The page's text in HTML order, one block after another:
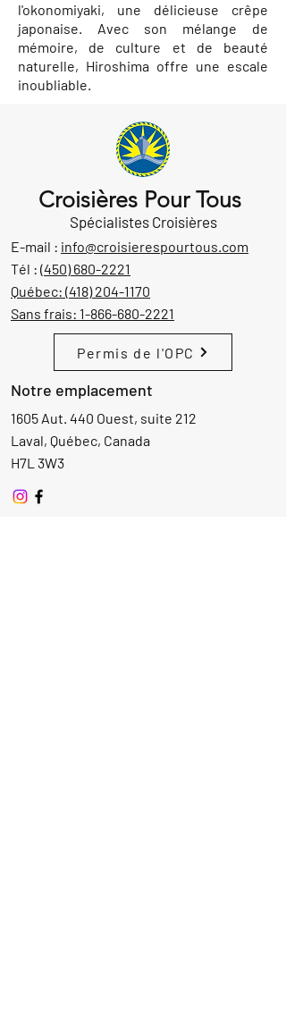
l'okonomiyaki, une délicieuse crêpe
japonaise. Avec son mélange de
mémoire, de culture et de beauté
naturelle, Hiroshima offre une escale
inoubliable.
Croisières Pour Tous
Spécialistes Croisières
E-mail : info@croisierespourtous.com
Tél : (450) 680-2221
Québec: (418) 204-1170
Sans frais: 1-866-680-2221
Permis de l'OPC
Notre emplacement
1605 Aut. 440 Ouest, suite 212
Laval, Québec, Canada
H7L 3W3